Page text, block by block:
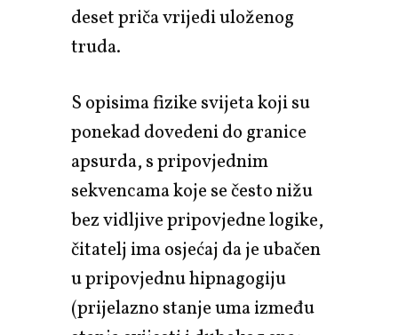
deset priča vrijedi uloženog
truda.
S opisima fizike svijeta koji su
ponekad dovedeni do granice
apsurda, s pripovjednim
sekvencama koje se često nižu
bez vidljive pripovjedne logike,
čitatelj ima osjećaj da je ubačen
u pripovjednu hipnagogiju
(prijelazno stanje uma između